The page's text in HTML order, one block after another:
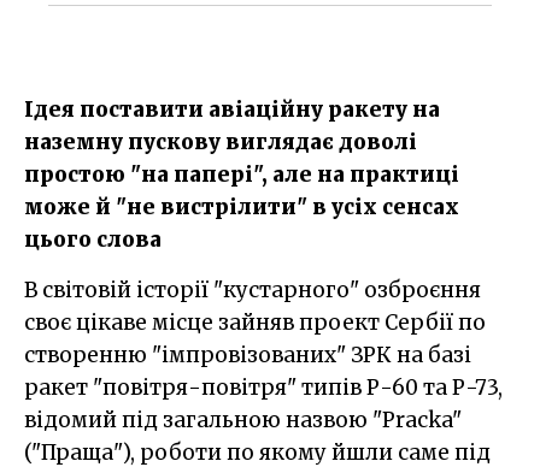
Ідея поставити авіаційну ракету на
наземну пускову виглядає доволі
простою "на папері", але на практиці
може й "не вистрілити" в усіх сенсах
цього слова
В світовій історії "кустарного" озброєння
своє цікаве місце зайняв проект Сербії по
створенню "імпровізованих" ЗРК на базі
ракет "повітря-повітря" типів Р-60 та Р-73,
відомий під загальною назвою "Pracka"
("Праща"), роботи по якому йшли саме під